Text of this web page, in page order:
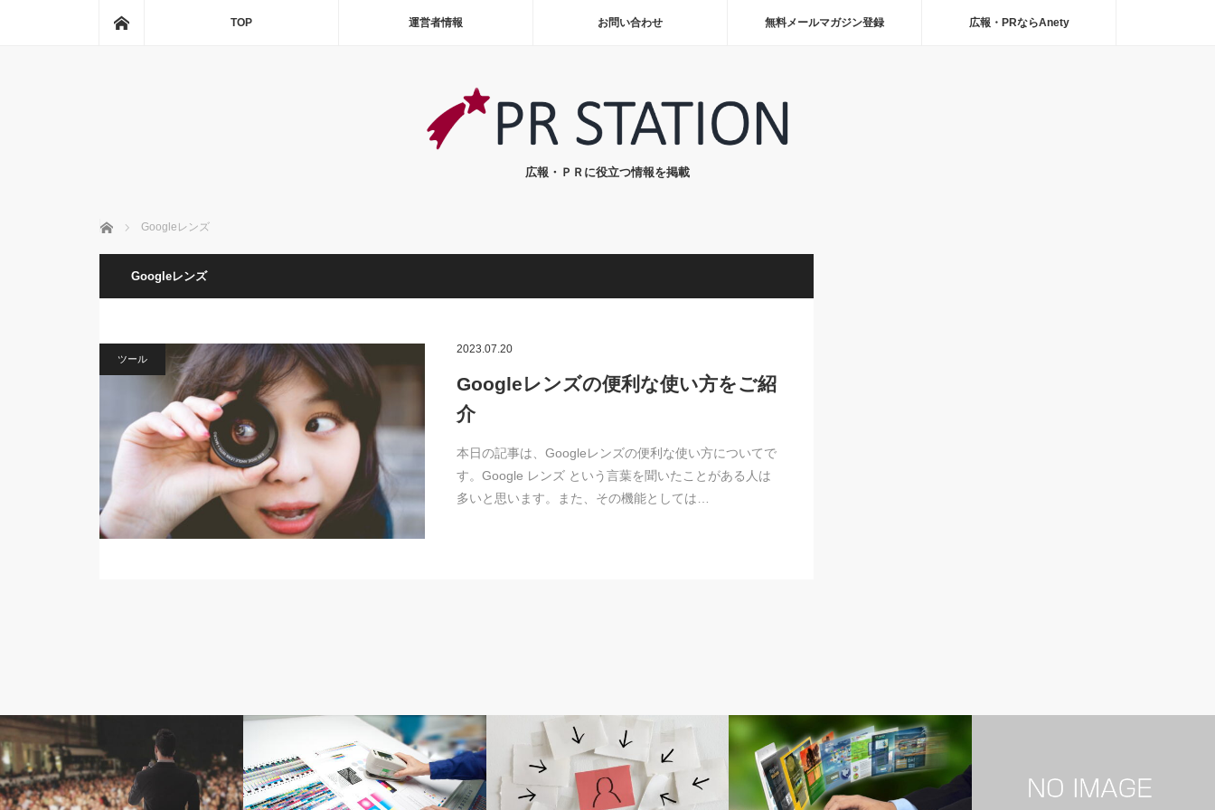
TOP 運営者情報 お問い合わせ 無料メールマガジン登録 広報・PRならAnety
広報・ＰＲに役立つ情報を掲載
ホーム Googleレンズ
Googleレンズ
ツール
2023.07.20
Googleレンズの便利な使い方をご紹
介
本日の記事は、Googleレンズの便利な使い方についてで
す。Google レンズ という言葉を聞いたことがある人は
多いと思います。また、その機能としては…